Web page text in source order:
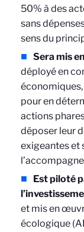
50% à des
sans
sens du
Sera mis
déployé en
pour en
actions
déposer leur
exigeantes et
Est piloté
et mis en
écologique